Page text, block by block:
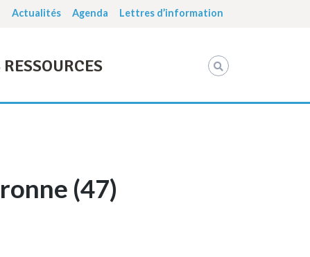
Actualités Agenda Lettres d’information
RESSOURCES
(47)